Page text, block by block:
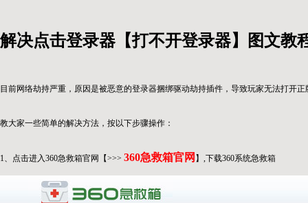
解决点击登录器【打不开登录器】图文教
目前网络劫持严重，原因是被恶意的登录器捆绑驱动劫持插件，导致玩家无法打开
教大家一些简单的解决方法，按以下步骤操作：
1、点击进入360急救箱官网【>>> 360急救箱官网 】,下载360系统急救箱